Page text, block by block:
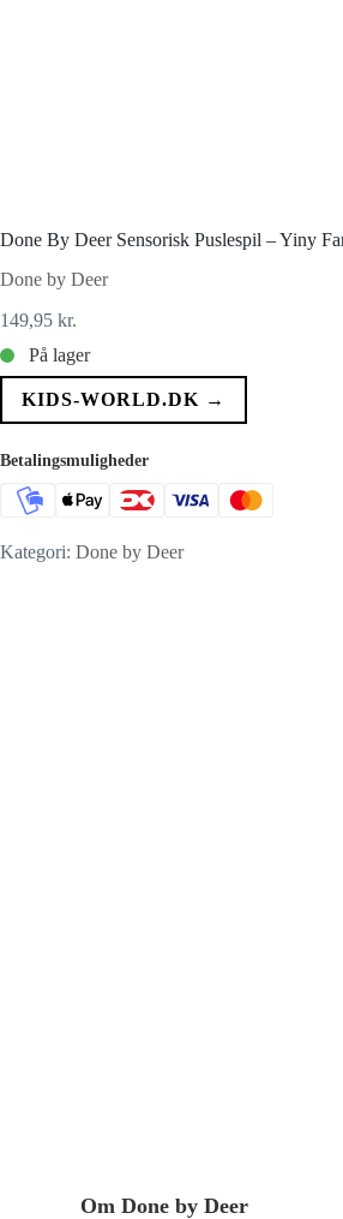
Done By Deer Sensorisk Puslespil – Yiny
Done by Deer
149,95 kr.
På lager
KIDS-WORLD.DK →
Betalingsmuligheder
Kategori: Done by Deer
Om Done by Deer